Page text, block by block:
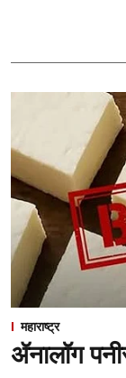
महाराष्ट्र
ॲनालॉग